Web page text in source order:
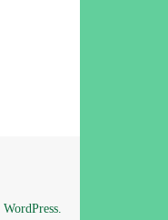
WordPress.